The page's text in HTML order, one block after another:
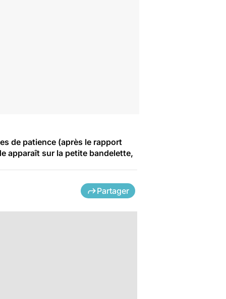
de patience (après le rapport
apparaît sur la petite bandelette,
Partager